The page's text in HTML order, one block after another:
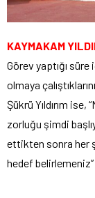
KAYMAKAM
Görev yaptığı
olmaya
Şükrü Yıldırım
zorluğu şimdi
ettikten sonra her
hedef